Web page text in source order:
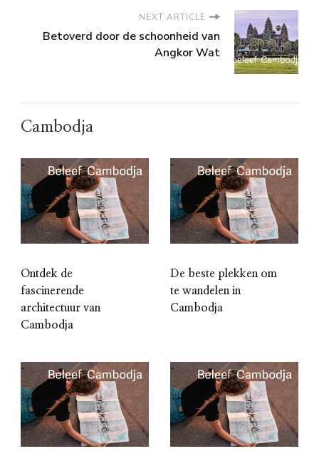
NEXT ARTICLE
Betoverd door de schoonheid van
Angkor Wat
Cambodja
Ontdek de
fascinerende
architectuur van
Cambodja
De beste plekken om
te wandelen in
Cambodja